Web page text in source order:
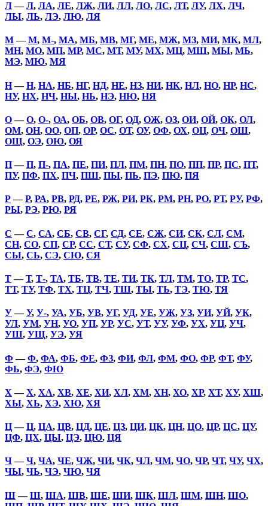
Л—Л, ЛА, ЛЕ, ЛЖ, ЛИ, ЛЛ, ЛО, ЛС, ЛТ, ЛУ, ЛХ, ЛЧ,
ЛЫ, ЛЬ, ЛЭ, ЛЮ, ЛЯ
М—М, М-, МА, МБ, МВ, МГ, МЕ, МЖ, МЗ, МИ, МК, МЛ,
МН, МО, МП, МР, МС, МТ, МУ, МХ, МЦ, МШ, МЫ, МЬ,
МЭ, МЮ, МЯ
Н—Н, НА, НБ, НГ, НД, НЕ, НЗ, НИ, НК, НЛ, НО, НР, НС,
НУ, НХ, НЧ, НЫ, НЬ, НЭ, НЮ, НЯ
О—О, О-, ОА, ОБ, ОВ, ОГ, ОД, ОЖ, ОЗ, ОИ, ОЙ, ОК, ОЛ,
ОМ, ОН, ОО, ОП, ОР, ОС, ОТ, ОУ, ОФ, ОХ, ОЦ, ОЧ, ОШ,
ОЩ, ОЭ, ОЮ, ОЯ
П—П, П-, ПА, ПЕ, ПИ, ПЛ, ПМ, ПН, ПО, ПП, ПР, ПС, ПТ,
ПУ, ПФ, ПХ, ПЧ, ПШ, ПЫ, ПЬ, ПЭ, ПЮ, ПЯ
Р—Р, РА, РВ, РД, РЕ, РЖ, РИ, РК, РМ, РН, РО, РТ, РУ, РФ,
РЫ, РЭ, РЮ, РЯ
С —С, СА, СБ, СВ, СГ, СД, СЕ, СЖ, СИ, СК, СЛ, СМ,
СН, СО, СП, СР, СС, СТ, СУ, СФ, СХ, СЦ, СЧ, СШ, СЪ,
СЫ, СЬ, СЭ, СЮ, СЯ
Т—Т, Т-, ТА, ТБ, ТВ, ТЕ, ТИ, ТК, ТЛ, ТМ, ТО, ТР, ТС,
ТТ, ТУ, ТФ, ТХ, ТЦ, ТЧ, ТШ, ТЫ, ТЬ, ТЭ, ТЮ, ТЯ
У—У, У-, УА, УБ, УВ, УГ, УД, УЕ, УЖ, УЗ, УИ, УЙ, УК,
УЛ, УМ, УН, УО, УП, УР, УС, УТ, УУ, УФ, УХ, УЦ, УЧ,
УШ, УЩ, УЭ, УЯ
Ф —Ф, ФА, ФБ, ФЕ, ФЗ, ФИ, ФЛ, ФМ, ФО, ФР, ФТ, ФУ,
ФЬ, ФЭ, ФЮ
Х —Х, ХА, ХВ, ХЕ, ХИ, ХЛ, ХМ, ХН, ХО, ХР, ХТ, ХУ, ХШ,
ХЫ, ХЬ, ХЭ, ХЮ, ХЯ
Ц—Ц, ЦА, ЦВ, ЦД, ЦЕ, ЦЗ, ЦИ, ЦК, ЦН, ЦО, ЦР, ЦС, ЦУ,
ЦФ, ЦХ, ЦЫ, ЦЭ, ЦЮ, ЦЯ
Ч—Ч, ЧА, ЧЕ, ЧЖ, ЧИ, ЧК, ЧЛ, ЧМ, ЧО, ЧР, ЧТ, ЧУ, ЧХ,
ЧЫ, ЧЬ, ЧЭ, ЧЮ, ЧЯ
Ш—Ш, ША, ШВ, ШЕ, ШИ, ШК, ШЛ, ШМ, ШН, ШО,